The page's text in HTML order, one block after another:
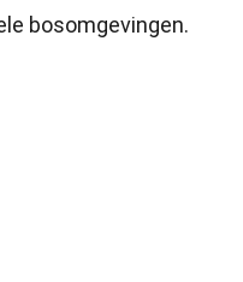
bosomgevingen.